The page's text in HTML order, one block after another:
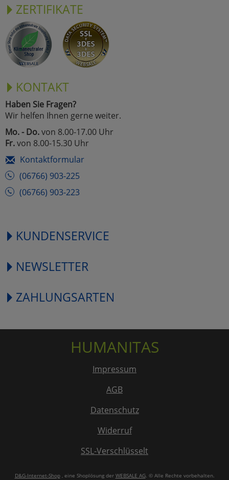
ZERTIFIKATE
KONTAKT
Haben Sie Fragen?
Wir helfen Ihnen gerne weiter.
Mo. - Do.von 8.00-17.00 Uhr
Fr.von 8.00-15.30 Uhr
Kontaktformular
(06766) 903-225
(06766) 903-223
KUNDENSERVICE
NEWSLETTER
ZAHLUNGSARTEN
HUMANITAS
Impressum
AGB
Datenschutz
Widerruf
SSL-Verschlüsselt
D&G-Internet-Shop, eine Shoplösung der WEBSALE AG. © Alle Rechte vorbehalten.